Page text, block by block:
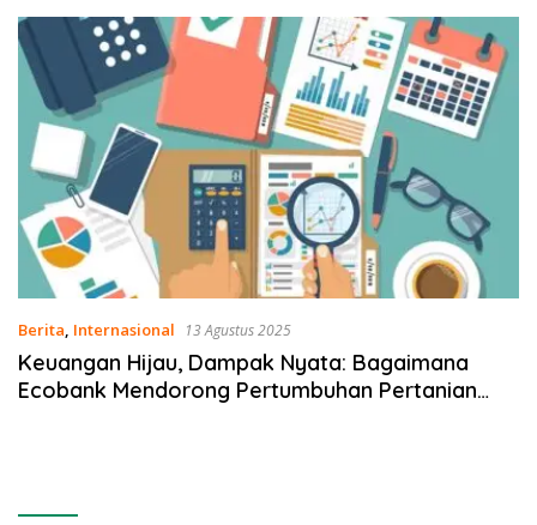
Berita, Internasional 13 Agustus 2025
Keuangan Hijau, Dampak Nyata: Bagaimana
Ecobank Mendorong Pertumbuhan Pertanian